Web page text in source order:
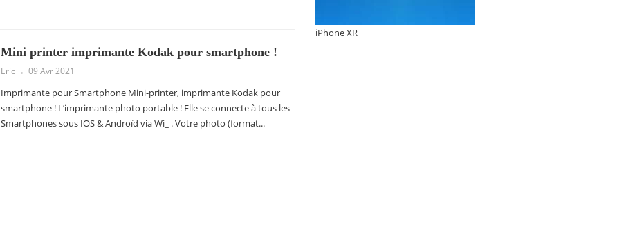
Mini printer imprimante Kodak pour smartphone !
Eric 09 Avr 2021
Imprimante pour Smartphone Mini-printer, imprimante Kodak pour
smartphone ! L’imprimante photo portable ! Elle se connecte à tous les
Smartphones sous IOS & Androïd via Wi_ . Votre photo (format...
iPhone XR